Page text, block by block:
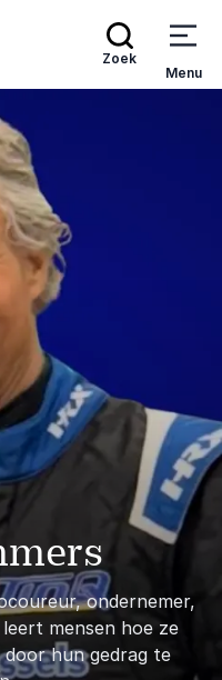
Zoek
Menu
ondernemer,
mensen hoe ze
hun gedrag te